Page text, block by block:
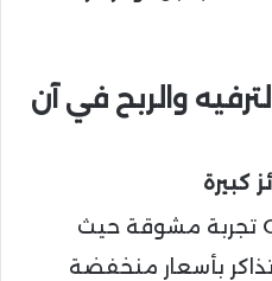
مزايا BOT GOATS الترفيه والربح في آن
كبيرة
يوفر اليانصيب في GOATS تجربة مشوقة حيث
بأسعار منخفضة